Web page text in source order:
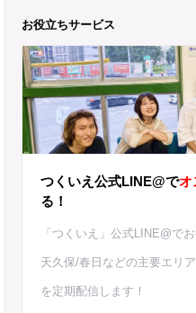
お役立ちサービス
つくいえ公式LINE@でオ
る！
「つくいえ」公式LINE@で
天久保/春日などの主要エリ
を定期配信します！